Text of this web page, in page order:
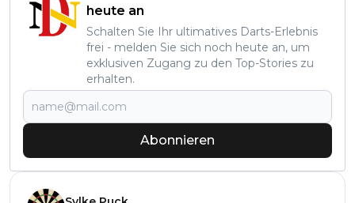
heute an
Schalten Sie Ihr ultimatives Darts-Erlebnis
frei - melden Sie sich noch heute an, um
exklusiven Zugang zu den Top-Stories zu
erhalten.
Abonnieren